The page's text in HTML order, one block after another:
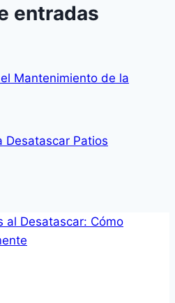
entradas
Mantenimiento de la
Desatascar Patios